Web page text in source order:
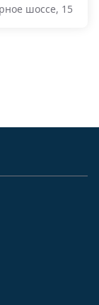
шоссе, 15